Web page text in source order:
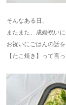
そんなある日、
またまた、成婚祝い
お祝いにごはんの話
【たこ焼き】って言